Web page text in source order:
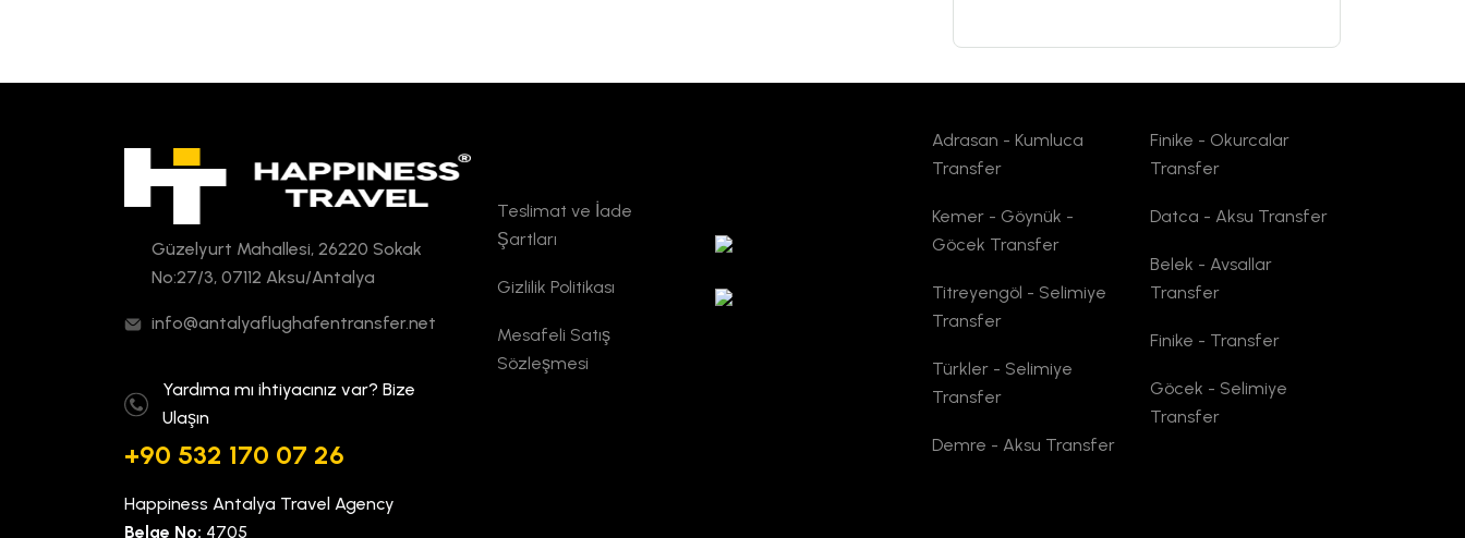
Güzelyurt Mahallesi, 26220 Sokak
No:27/3, 07112 Aksu/Antalya
info@antalyaflughafentransfer.net
Yardıma mı ihtiyacınız var? Bize
Ulaşın
+90 532 170 07 26
Happiness Antalya Travel Agency
Belge No: 4705
Teslimat ve İade
Şartları
Gizlilik Politikası
Mesafeli Satış
Sözleşmesi
Adrasan - Kumluca
Transfer
Kemer - Göynük -
Göcek Transfer
Titreyengöl - Selimiye
Transfer
Türkler - Selimiye
Transfer
Demre - Aksu Transfer
Finike - Okurcalar
Transfer
Datca - Aksu Transfer
Belek - Avsallar
Transfer
Finike - Transfer
Göcek - Selimiye
Transfer